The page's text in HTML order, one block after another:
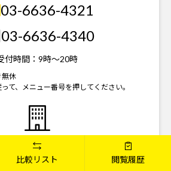
03-6636-4321
03-6636-4340
付時間： 9時～20時
休
て、メニュー番号を押してください。
法人のお客様
比較リスト 閲覧履歴